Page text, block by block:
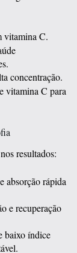
vitamina C.
concentração.
vitamina C para
resultados:
absorção rápida
e recuperação
baixo índice